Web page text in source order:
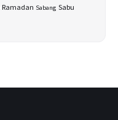
Ramadan Sabang Sabu